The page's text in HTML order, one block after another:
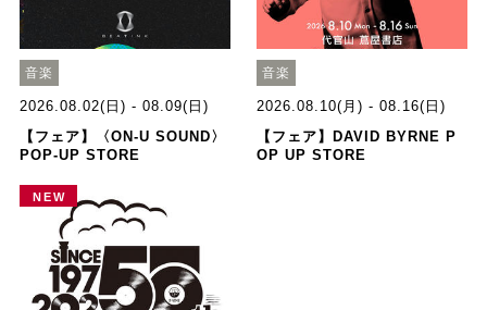
音楽
2026.08.02(日) - 08.09(日)
【フェア】〈ON-U SOUND〉
POP-UP STORE
音楽
2026.08.10(月) - 08.16(日)
【フェア】DAVID BYRNE P
OP UP STORE
NEW